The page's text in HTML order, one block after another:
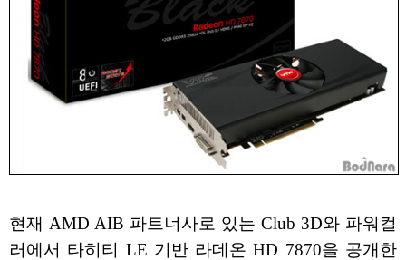
현재 AMD AIB 파트너사로 있는 Club 3D와 파워컬
러에서 타히티 LE 기반 라데온 HD 7870을 공개한